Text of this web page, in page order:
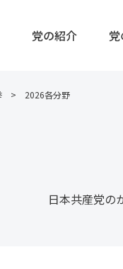
党の紹介
2026各分野
日本共産党の